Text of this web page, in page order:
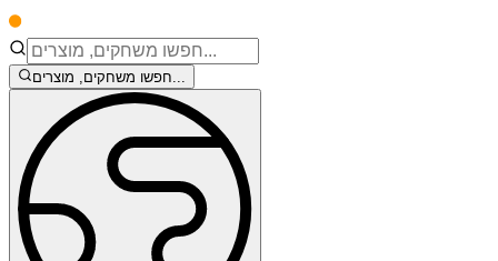
חפשו משחקים, מוצרים...